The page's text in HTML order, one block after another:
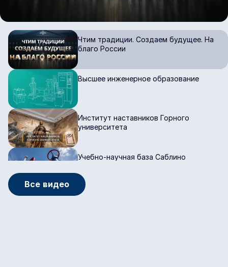
Чтим традиции. Создаем будущее. На
благо России
Высшее инженерное образование
Институт наставников Горного
университета
Учебно-научная база Саблино
Учебная база в Республике Крым
Все видео